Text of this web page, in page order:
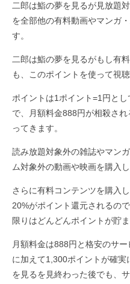
二郎は鮨の夢を見るが見放題
を全部他の有料動画やマンガ
す。
二郎は鮨の夢を見るがもし有
も、このポイントを使って視聴
ポイントは1ポイント=1円と
で、月額料金888円が相殺さ
ってきます。
読み放題対象外の雑誌やマン
ム対象外の動画や映画を購入
さらに有料コンテンツを購入
20%がポイント還元されるの
限りはどんどんポイントが貯
月額料金は888円と格安のサ
に加えて1,300ポイントが確
を見るを見終わった後でも、